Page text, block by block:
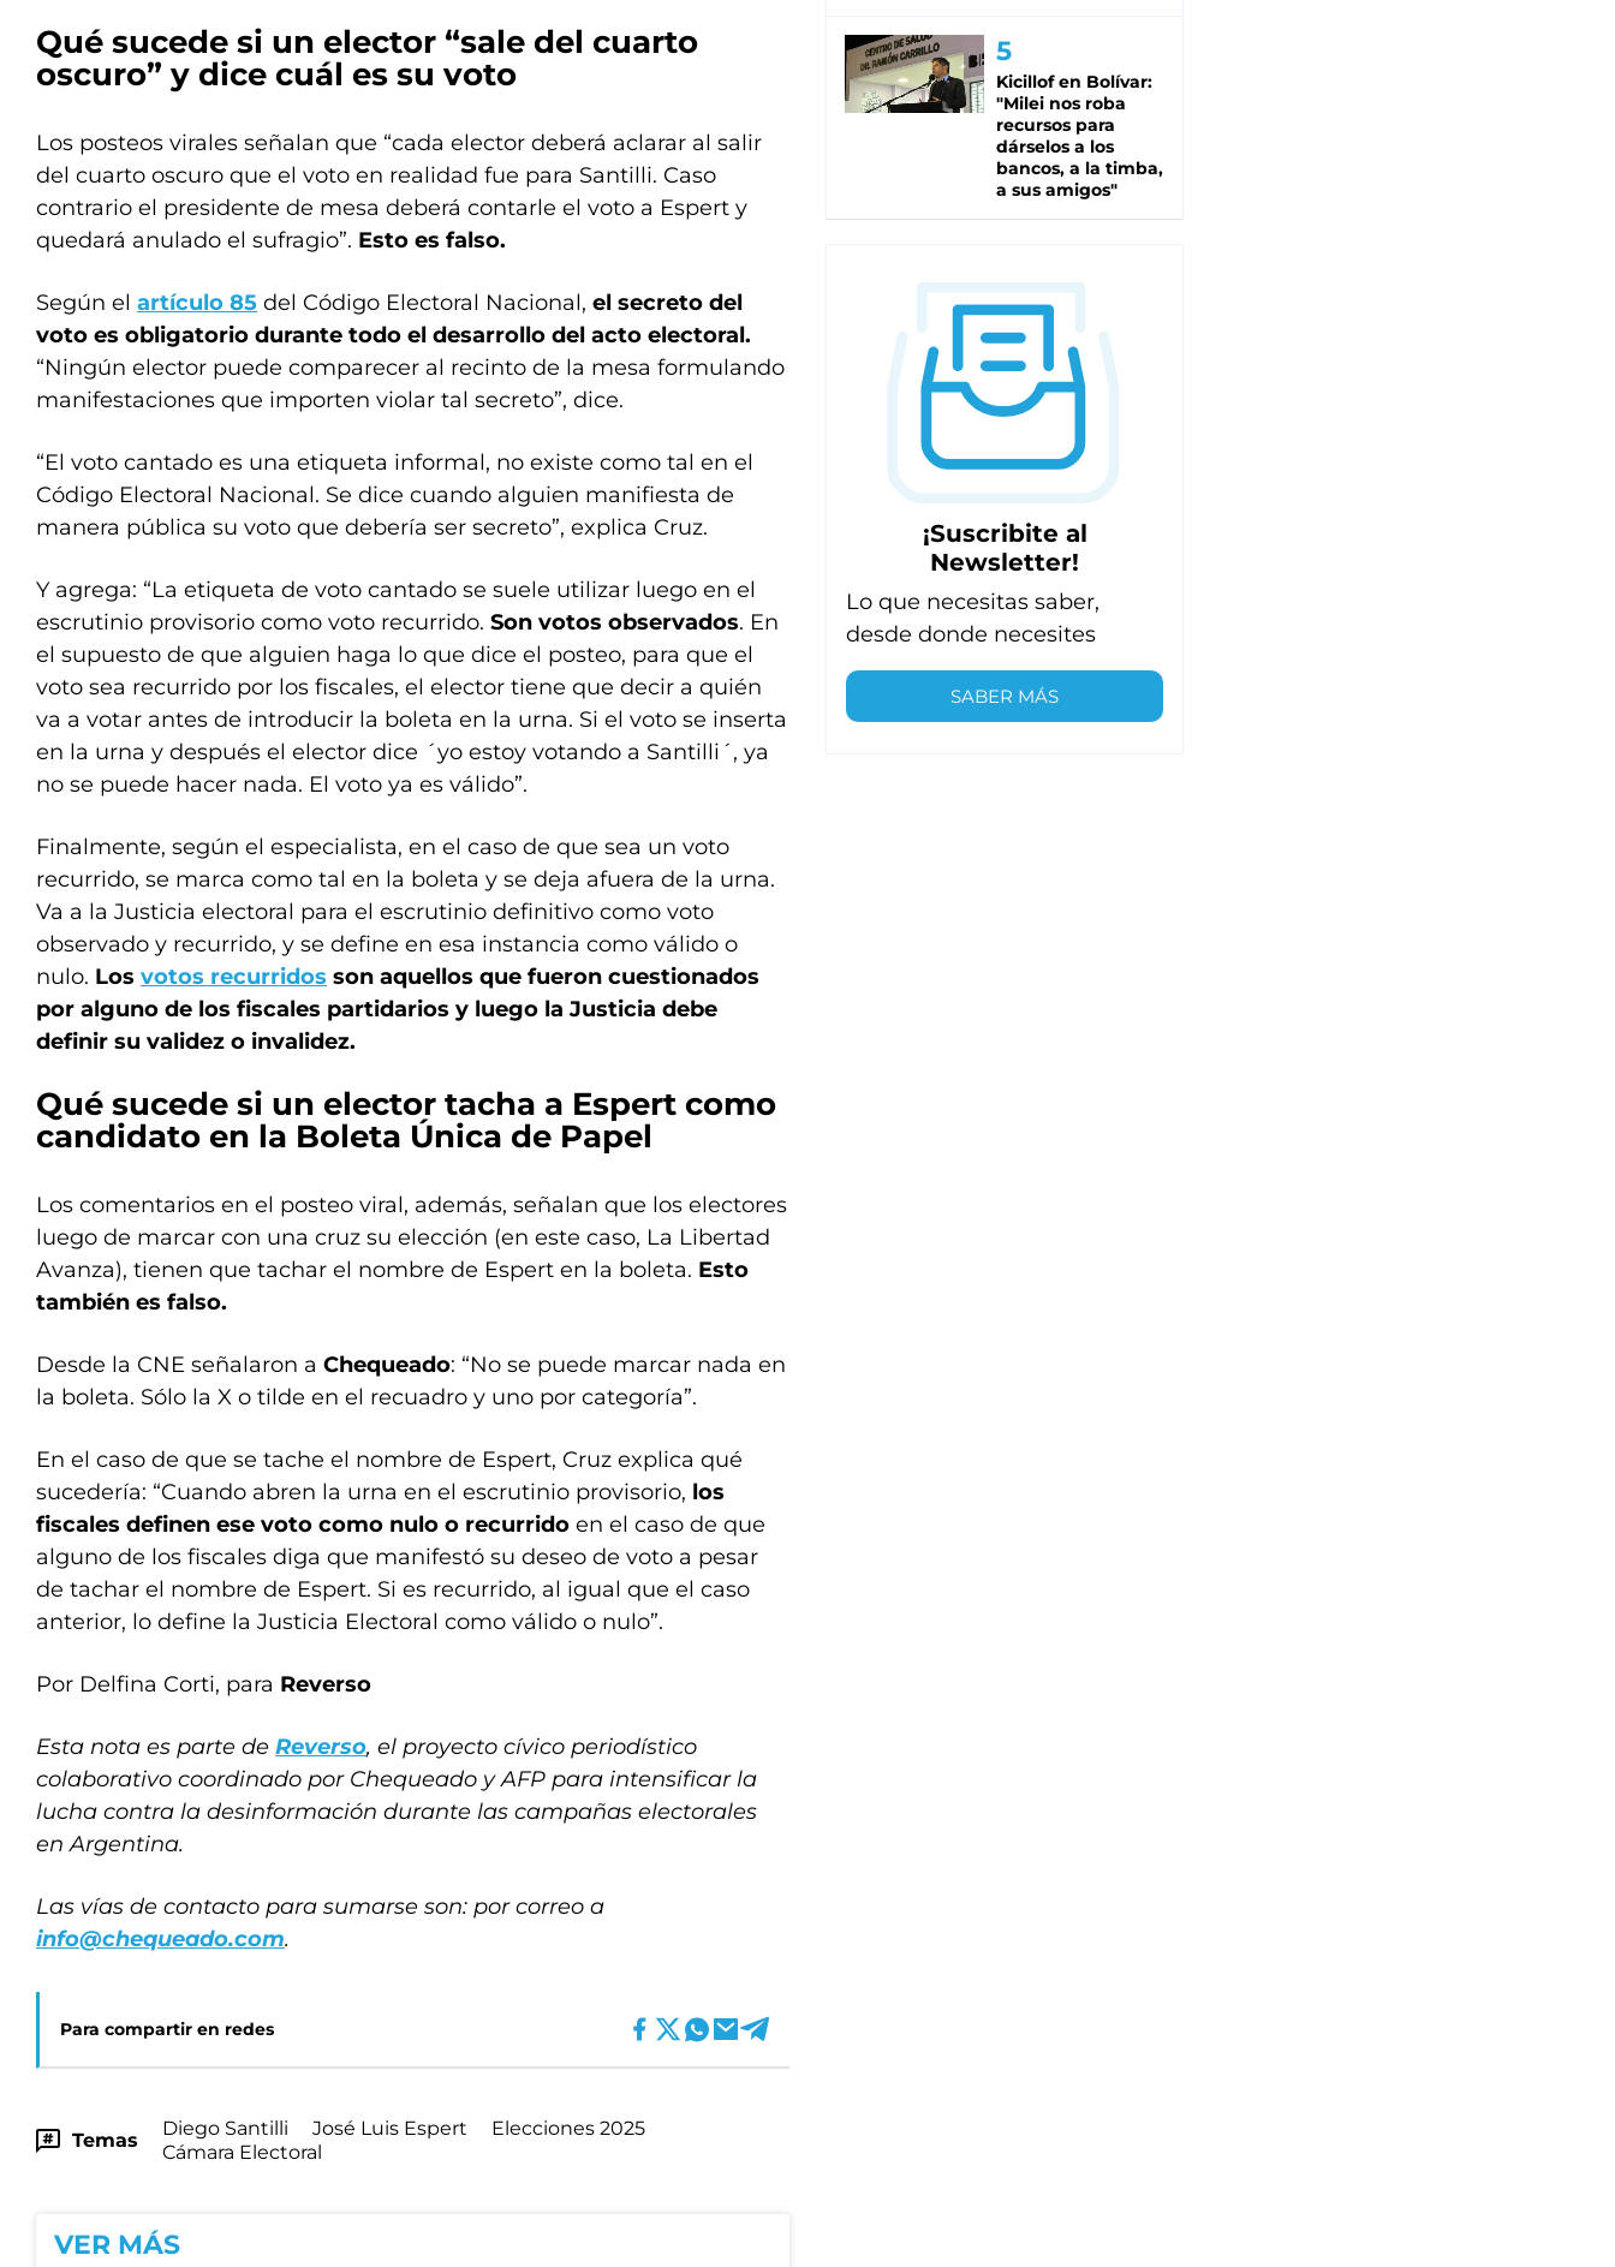
Qué sucede si un elector “sale del cuarto
oscuro” y dice cuál es su voto
Los posteos virales señalan que “cada elector deberá aclarar al salir
del cuarto oscuro que el voto en realidad fue para Santilli. Caso
contrario el presidente de mesa deberá contarle el voto a Espert y
quedará anulado el sufragio”. Esto es falso.
Según el artículo 85 del Código Electoral Nacional, el secreto del
voto es obligatorio durante todo el desarrollo del acto electoral.
“Ningún elector puede comparecer al recinto de la mesa formulando
manifestaciones que importen violar tal secreto”, dice.
“El voto cantado es una etiqueta informal, no existe como tal en el
Código Electoral Nacional. Se dice cuando alguien manifiesta de
manera pública su voto que debería ser secreto”, explica Cruz.
Y agrega: “La etiqueta de voto cantado se suele utilizar luego en el
escrutinio provisorio como voto recurrido. Son votos observados. En
el supuesto de que alguien haga lo que dice el posteo, para que el
voto sea recurrido por los fiscales, el elector tiene que decir a quién
va a votar antes de introducir la boleta en la urna. Si el voto se inserta
en la urna y después el elector dice ´yo estoy votando a Santilli´, ya
no se puede hacer nada. El voto ya es válido”.
Finalmente, según el especialista, en el caso de que sea un voto
recurrido, se marca como tal en la boleta y se deja afuera de la urna.
Va a la Justicia electoral para el escrutinio definitivo como voto
observado y recurrido, y se define en esa instancia como válido o
nulo. Los votos recurridos son aquellos que fueron cuestionados
por alguno de los fiscales partidarios y luego la Justicia debe
definir su validez o invalidez.
Qué sucede si un elector tacha a Espert como
candidato en la Boleta Única de Papel
Los comentarios en el posteo viral, además, señalan que los electores
luego de marcar con una cruz su elección (en este caso, La Libertad
Avanza), tienen que tachar el nombre de Espert en la boleta. Esto
también es falso.
Desde la CNE señalaron a Chequeado: “No se puede marcar nada en
la boleta. Sólo la X o tilde en el recuadro y uno por categoría”.
En el caso de que se tache el nombre de Espert, Cruz explica qué
sucedería: “Cuando abren la urna en el escrutinio provisorio, los
fiscales definen ese voto como nulo o recurrido en el caso de que
alguno de los fiscales diga que manifestó su deseo de voto a pesar
de tachar el nombre de Espert. Si es recurrido, al igual que el caso
anterior, lo define la Justicia Electoral como válido o nulo”.
Por Delfina Corti, para Reverso
Esta nota es parte de Reverso, el proyecto cívico periodístico
colaborativo coordinado por Chequeado y AFP para intensificar la
lucha contra la desinformación durante las campañas electorales
en Argentina.
Las vías de contacto para sumarse son: por correo a
info@chequeado.com.
Para compartir en redes
Temas
Diego Santilli José Luis Espert
Elecciones 2025
Cámara Electoral
VER MÁS
Kicillof en Bolívar:
"Milei nos roba
recursos para
dárselos a los
bancos, a la timba,
a sus amigos"
¡Suscribite al
Newsletter!
Lo que necesitas saber,
desde donde necesites
SABER MÁS